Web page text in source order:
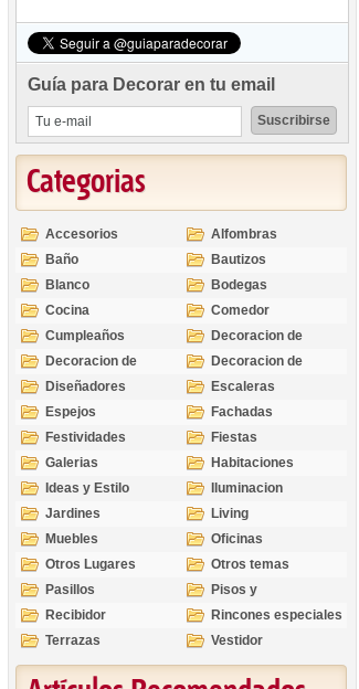
Guía para Decorar en tu email
Categorias
Accesorios
Alfombras
Baño
Bautizos
Blanco
Bodegas
Cocina
Comedor
Cumpleaños
Decoracion de
Exteriores
Decoracion de
Interiores
Decoracion de
Ocasiones
Diseñadores
Escaleras
Espejos
Fachadas
Festividades
Fiestas
Galerias
Habitaciones
Ideas y Estilo
Iluminacion
Jardines
Living
Muebles
Oficinas
Otros Lugares
Otros temas
Pasillos
Pisos y
revestimientos
Recibidor
Rincones especiales
Terrazas
Vestidor